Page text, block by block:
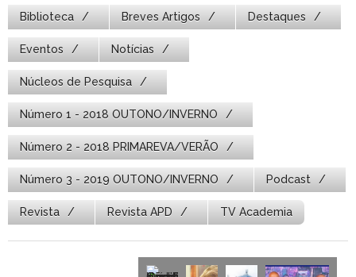
Biblioteca Breves Artigos Destaques
Eventos Notícias
Núcleos de Pesquisa
Número 1 - 2018 OUTONO/INVERNO
Número 2 - 2018 PRIMAREVA/VERÃO
Número 3 - 2019 OUTONO/INVERNO Podcast
Revista Revista APD TV Academia